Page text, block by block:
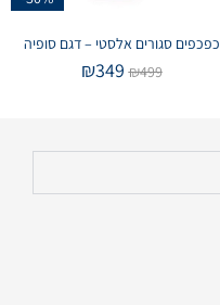
כפכפים סגורים אלסטי – דגם סופיה
₪499
₪349